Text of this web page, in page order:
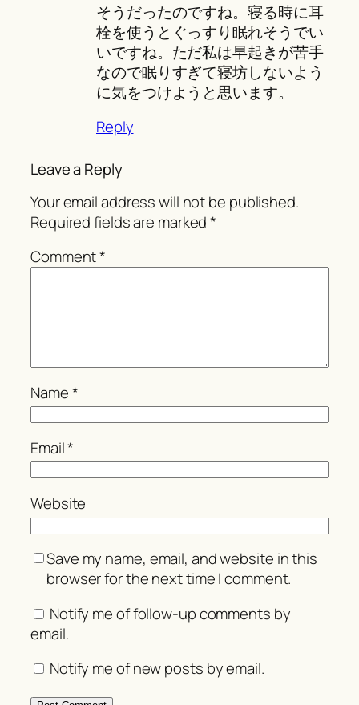
そうだったのですね。寝る時に耳
栓を使うとぐっすり眠れそうでい
いですね。ただ私は早起きが苦手
なので眠りすぎて寝坊しないよう
に気をつけようと思います。
Reply
Leave a Reply
Your email address will not be published.
Required fields are marked*
Comment*
Name*
Email*
Website
Save my name, email, and website in this
browser for the next time I comment.
Notify me of follow-up comments by
email.
Notify me of new posts by email.